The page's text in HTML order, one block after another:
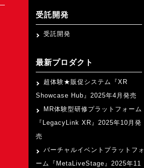
受託開発
受託開発
最新プロダクト
超体験★販促システム『XR
Showcase Hub』2025年4月発売
MR体験型研修プラットフォーム
『LegacyLink XR』2025年10月発
売
バーチャルイベントプラットフォ
ーム『MetaLiveStage』2025年11